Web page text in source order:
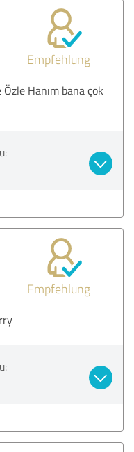
Empfehlung
Hanım bana çok
Empfehlung